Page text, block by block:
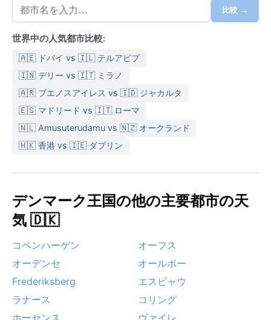
比較 →
世界中の人気都市比較:
🇦🇪 ドバイ vs 🇮🇱 テルアビブ
🇮🇳 デリー vs 🇮🇹 ミラノ
🇦🇷 ブエノスアイレス vs 🇮🇩 ジャカルタ
🇪🇸 マドリード vs 🇮🇹 ローマ
🇳🇱 Amusuterudamu vs 🇳🇿 オークランド
🇭🇰 香港 vs 🇮🇪 ダブリン
デンマーク王国の他の主要都市の天
気 🇩🇰
コペンハーゲン
オーフス
オーデンセ
オールボー
Frederiksberg
エスビャウ
ラナース
コリング
ホーセンス
ヴァイレ